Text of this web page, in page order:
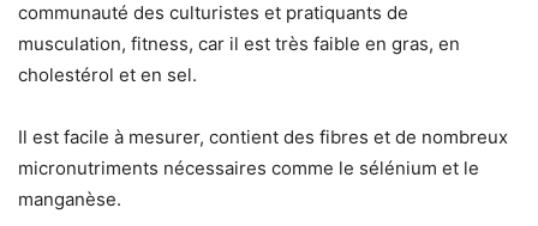
communauté des culturistes et pratiquants de
musculation, fitness, car il est très faible en gras, en
cholestérol et en sel.
Il est facile à mesurer, contient des fibres et de nombreux
micronutriments nécessaires comme le sélénium et le
manganèse.